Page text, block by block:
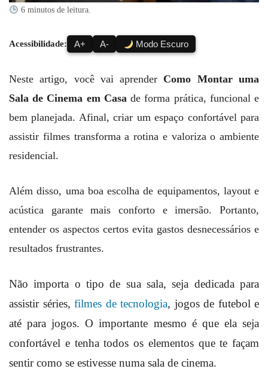
6 minutos de leitura.
Acessibilidade: A+ A- Modo Escuro
Neste artigo, você vai aprender Como Montar uma
Sala de Cinema em Casade forma prática, funcional e
bem planejada. Afinal, criar um espaço confortável para
assistir filmes transforma a rotina e valoriza o ambiente
residencial.
Além disso, uma boa escolha de equipamentos, layout e
acústica garante mais conforto e imersão. Portanto,
entender os aspectos certos evita gastos desnecessários e
resultados frustrantes.
Não importa o tipo de sua sala, seja dedicada para
assistir séries, filmes de tecnologia, jogos de futebol e
até para jogos. O importante mesmo é que ela seja
confortável e tenha todos os elementos que te façam
sentir como se estivesse numa sala de cinema.